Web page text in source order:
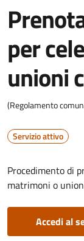
per
unioni
(Regolamento
Servizio attivo
Procedimento di
matrimoni o
Accedi al